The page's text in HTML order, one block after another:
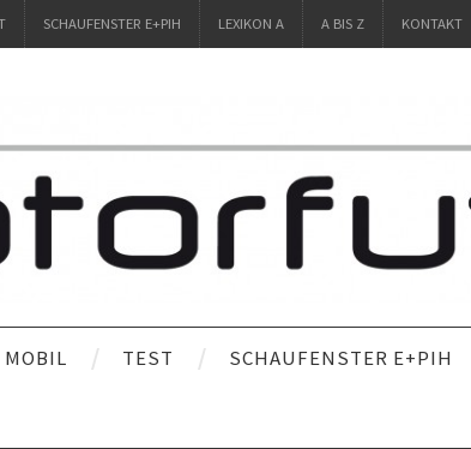
SCHAUFENSTER E+PIH LEXIKON A A BIS Z KONTAKT
TEST SCHAUFENSTER E+PIH